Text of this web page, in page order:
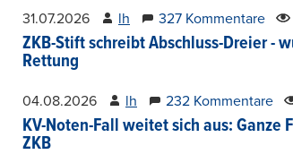
31.07.2026 lh 327 Kommentare
ZKB-Stift schreibt Abschluss-Dreier -
Rettung
04.08.2026 lh 232 Kommentare
KV-Noten-Fall weitet sich aus: Ganze
ZKB